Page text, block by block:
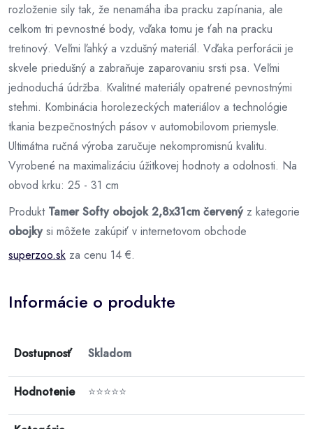
rozloženie sily tak, že nenamáha iba pracku zapínania, ale
celkom tri pevnostné body, vďaka tomu je ťah na pracku
tretinový. Veľmi ľahký a vzdušný materiál. Vďaka perforácii je
skvele priedušný a zabraňuje zaparovaniu srsti psa. Veľmi
jednoduchá údržba. Kvalitné materiály opatrené pevnostnými
stehmi. Kombinácia horolezeckých materiálov a technológie
tkania bezpečnostných pásov v automobilovom priemysle.
Ultimátna ručná výroba zaručuje nekompromisnú kvalitu.
Vyrobené na maximalizáciu úžitkovej hodnoty a odolnosti. Na
obvod krku: 25 - 31 cm
Produkt Tamer Softy obojok 2,8x31cm červenýz kategorie
obojkysi môžete zakúpiť v internetovom obchode
superzoo.sk za cenu 14 €.
Informácie o produkte
Dostupnosť Skladom
Hodnotenie ⭐⭐⭐⭐⭐